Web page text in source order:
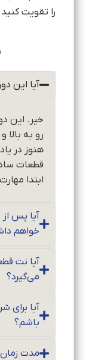
را تقویت
آیا این
خیر. این
رو به
هنوز در
قطعات
ابتدا
آیا پس
خواهم
آیا نت
می‌گیرد؟
آیا برای
باشم؟
مدت